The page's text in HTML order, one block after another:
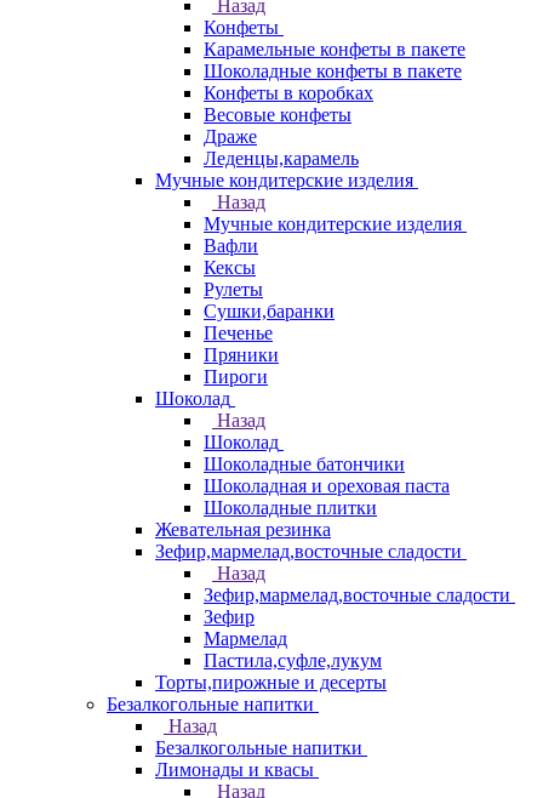
Назад
Конфеты
Карамельные конфеты в пакете
Шоколадные конфеты в пакете
Конфеты в коробках
Весовые конфеты
Драже
Леденцы,карамель
Мучные кондитерские изделия
Назад
Мучные кондитерские изделия
Вафли
Кексы
Рулеты
Сушки,баранки
Печенье
Пряники
Пироги
Шоколад
Назад
Шоколад
Шоколадные батончики
Шоколадная и ореховая паста
Шоколадные плитки
Жевательная резинка
Зефир,мармелад,восточные сладости
Назад
Зефир,мармелад,восточные сладости
Зефир
Мармелад
Пастила,суфле,лукум
Торты,пирожные и десерты
Безалкогольные напитки
Назад
Безалкогольные напитки
Лимонады и квасы
Назад